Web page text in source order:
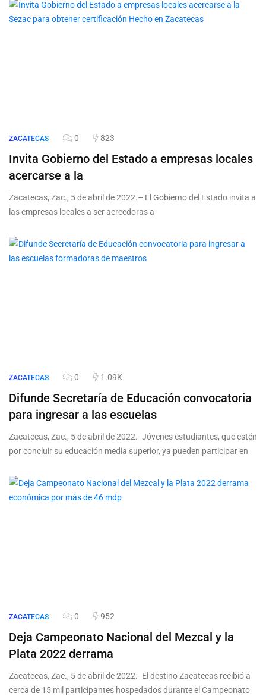
ZACATECAS 0 823
Invita Gobierno del Estado a empresas locales
acercarse a la
Zacatecas, Zac., 5 de abril de 2022.– El Gobierno del Estado invita a
las empresas locales a ser acreedoras a
ZACATECAS 0 1.09K
Difunde Secretaría de Educación convocatoria
para ingresar a las escuelas
Zacatecas, Zac., 5 de abril de 2022.- Jóvenes estudiantes, que estén
por concluir su educación media superior, ya pueden participar en
ZACATECAS 0 952
Deja Campeonato Nacional del Mezcal y la
Plata 2022 derrama
Zacatecas, Zac., 5 de abril de 2022.- El destino Zacatecas recibió a
cerca de 15 mil participantes hospedados durante el Campeonato